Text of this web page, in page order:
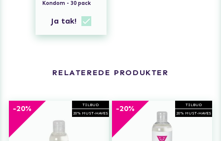
Kondom - 30 pack
Ja tak!
RELATEREDE PRODUKTER
TILBUD
20% MUST-HAVES
-20%
TILBUD
20% MUST-HAVES
-20%